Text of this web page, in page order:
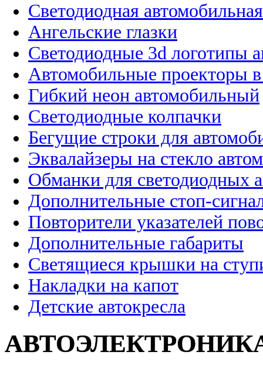
Светодиодная
Ангельские глазки
Светодиодные 3d логотипы
Автомобильные проекторы
Гибкий неон автомобильный
Светодиодные колпачки
Бегущие строки для
Эквалайзеры на стекло
Обманки для светодиодных
Дополнительные стоп-
Повторители указателей
Дополнительные габариты
Светящиеся крышки на
Накладки на капот
Детские автокресла